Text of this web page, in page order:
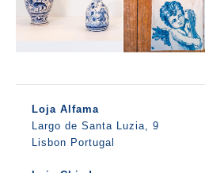
Loja Alfama
Largo de Santa Luzia, 9
Lisbon Portugal